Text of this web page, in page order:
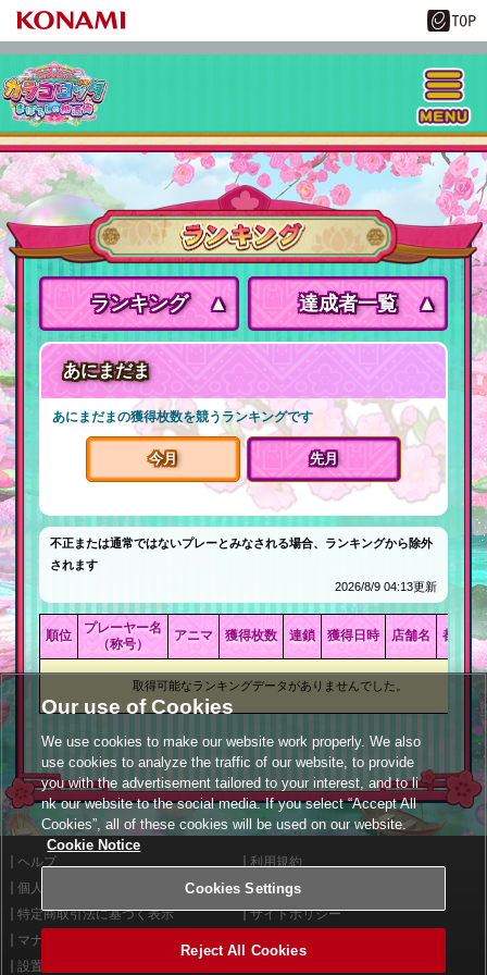
ランキング 達成者一覧
あにまだま
あにまだまの獲得枚数を競うランキングです
今月 先月
不正または通常ではないプレーとみなされる場合、ランキングから除外
されます
2026/8/9 04:13更新
順位
プレーヤー名
（称号）
アニマ 獲得枚数 連鎖 獲得日時 店舗名 都道府
取得可能なランキングデータがありませんでした。
ヘルプ
利用規約
個人情報等保護方針
外部送信について
特定商取引法に基づく表示
サイトポリシー
マナー＆ルール
設置店舗検索
Our use of Cookies
We use cookies to make our website work properly. We also
use cookies to analyze the traffic of our website, to provide
you with the advertisement tailored to your interest, and to li
nk our website to the social media. If you select “Accept All
Cookies”, all of these cookies will be used on our website.
Cookie Notice
Cookies Settings
Reject All Cookies